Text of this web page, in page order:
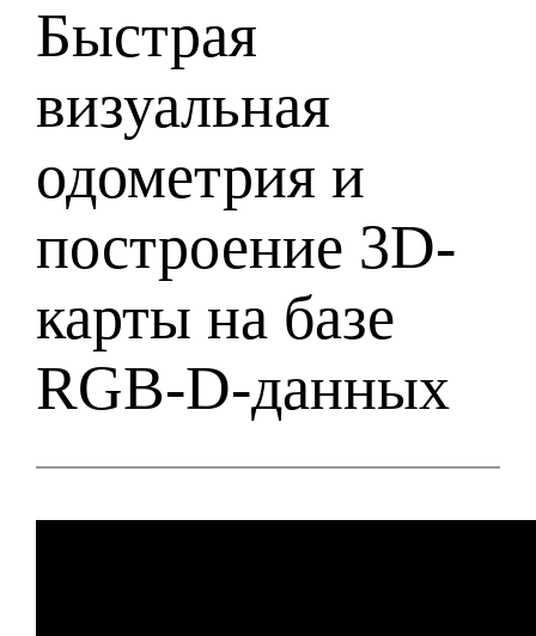
Быстрая
визуальная
одометрия и
построение 3D-
карты на базе
RGB-D-данных